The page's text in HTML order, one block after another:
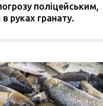
поліцейським,
руках гранату.